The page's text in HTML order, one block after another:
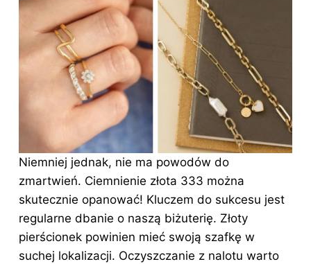
Niemniej jednak, nie ma powodów do
zmartwień. Ciemnienie złota 333 można
skutecznie opanować! Kluczem do sukcesu jest
regularne dbanie o naszą biżuterię. Złoty
pierścionek powinien mieć swoją szafkę w
suchej lokalizacji. Oczyszczanie z nalotu warto